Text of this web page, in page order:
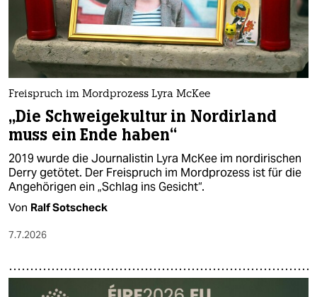
Freispruch im Mordprozess Lyra McKee
„Die Schweigekultur in Nordirland
muss ein Ende haben“
2019 wurde die Journalistin Lyra McKee im nordirischen
Derry getötet. Der Freispruch im Mordprozess ist für die
Angehörigen ein „Schlag ins Gesicht“.
Von Ralf Sotscheck
7.7.2026